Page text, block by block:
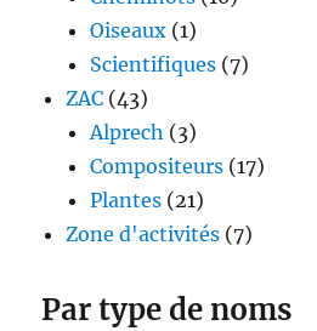
Oiseaux (1)
Scientifiques (7)
ZAC (43)
Alprech (3)
Compositeurs (17)
Plantes (21)
Zone d'activités (7)
Par type de noms